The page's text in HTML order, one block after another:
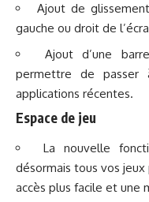
Ajout de
gauche ou droit de
Ajout d’une
permettre de
applications récentes.
Espace de jeu
La nouvelle
désormais tous vos
accès plus facile et une